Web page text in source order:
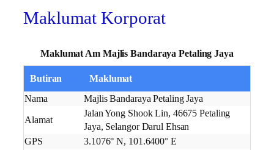
Maklumat Korporat
Maklumat Am Majlis Bandaraya Petaling Jaya
Butiran
Maklumat
Nama
Majlis Bandaraya Petaling Jaya
Alamat
Jalan Yong Shook Lin, 46675 Petaling
Jaya, Selangor Darul Ehsan
GPS
3.1076° N, 101.6400° E